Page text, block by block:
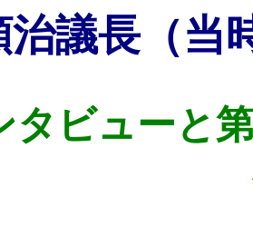
治議長（当
タビューと